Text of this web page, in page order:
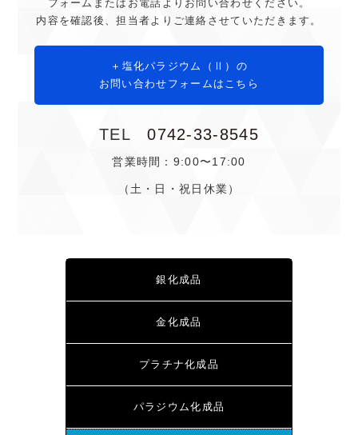
フォームまたは お電話よりお問い合わせください。
内容を確認後、担当者よりご連絡させていただきます。
塩化パラジウム（Ⅱ）の
お問い合わせフォームはこちら
TEL0742-33-8545
営業時間：9:00〜17:00
（土・日・祝日休業）
銀化成品
金化成品
プラチナ化成品
パラジウム化成品